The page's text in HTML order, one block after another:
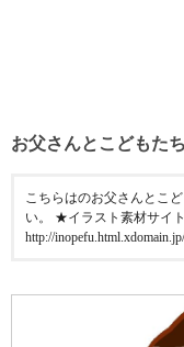
お父さんとこどもた
こちらはのお父さんとこ
い。 ★イラスト素材サイ
http://